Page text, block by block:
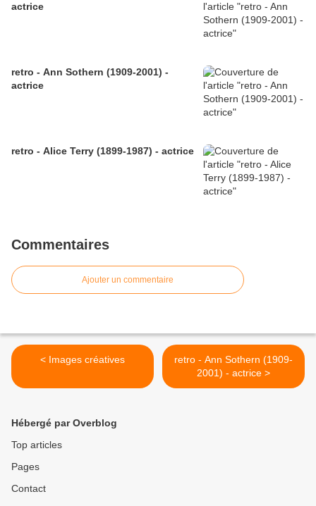
actrice
retro - Ann Sothern (1909-2001) -
actrice
retro - Alice Terry (1899-1987) - actrice
Commentaires
Ajouter un commentaire
< Images créatives
retro - Ann Sothern (1909-
2001) - actrice >
Hébergé par Overblog
Top articles
Pages
Contact